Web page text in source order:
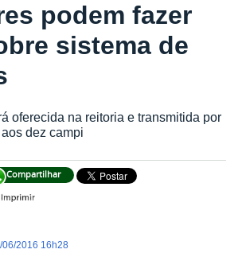
podem fazer
sistema de
oferecida na reitoria e transmitida por
dez campi
Compartilhar
06/2016 16h28